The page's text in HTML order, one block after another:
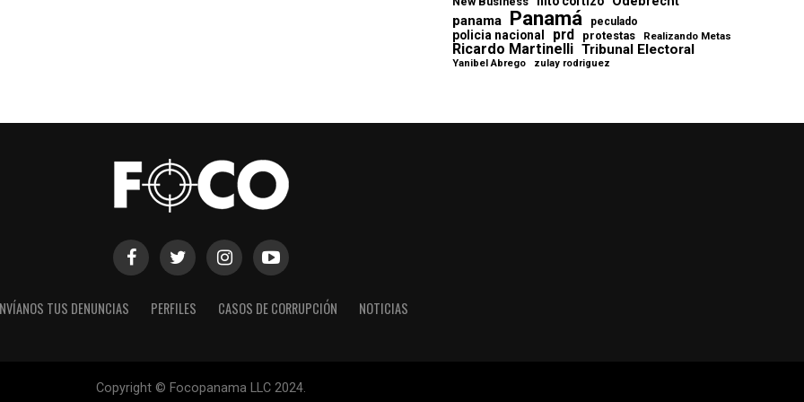
panama Panamá peculado
policia nacional prd protestas Realizando Metas
Ricardo Martinelli Tribunal Electoral
Yanibel Abrego zulay rodriguez
TUS DENUNCIAS PERFILES CASOS DE CORRUPCIÓN NOTICIAS
Copyright © Focopanama LLC 2024.